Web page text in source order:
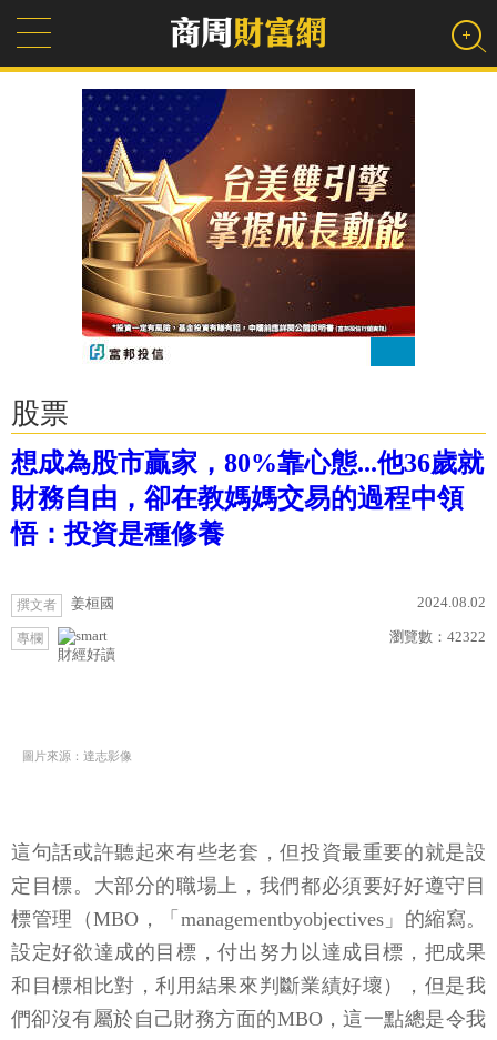
股票
想成為股市贏家，80%靠心態...他36歲就
財務自由，卻在教媽媽交易的過程中領
悟：投資是種修養
撰文者 姜桓國 2024.08.02
專欄
財經好讀
瀏覽數： 42322
圖片來源：達志影像
這句話或許聽起來有些老套，但投資最重要的就是設
定目標。大部分的職場上，我們都必須要好好遵守目
標管理（MBO，「managementbyobjectives」的縮寫。
設定好欲達成的目標，付出努力以達成目標，把成果
和目標相比對，利用結果來判斷業績好壞），但是我
們卻沒有屬於自己財務方面的MBO，這一點總是令我